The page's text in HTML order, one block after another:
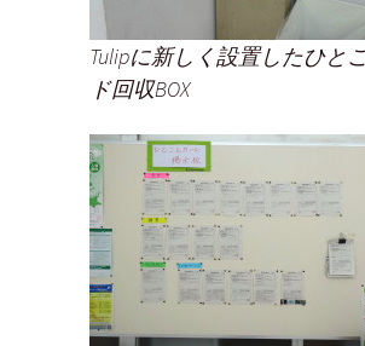
Tulipに新しく設置したひと
ド回収BOX